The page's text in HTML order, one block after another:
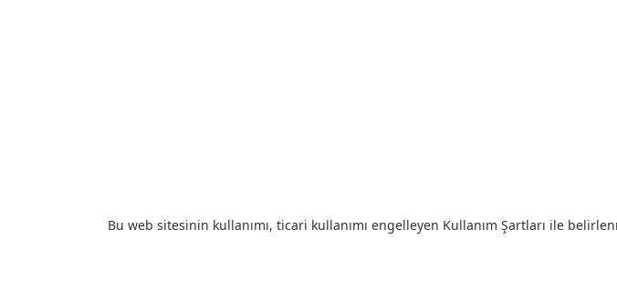
Bu web sitesinin kullanımı, ticari kullanımı engelleyen Kullanım Şartları ile